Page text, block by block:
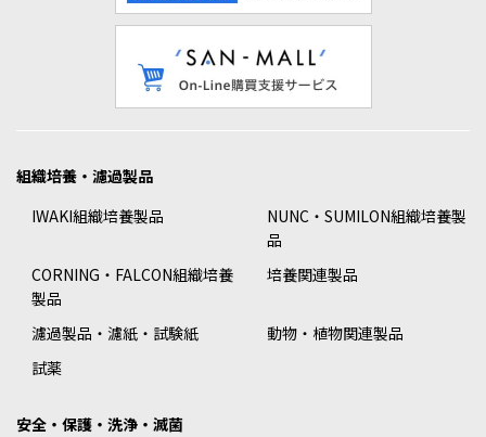
組織培養・濾過製品
IWAKI組織培養製品
NUNC・SUMILON組織培養製
品
CORNING・FALCON組織培養
製品
培養関連製品
濾過製品・濾紙・試験紙
動物・植物関連製品
試薬
安全・保護・洗浄・滅菌